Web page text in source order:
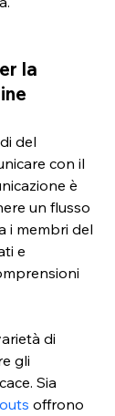
la
del
con il
è
un flusso
i membri del
e
di
gli
Sia
offrono